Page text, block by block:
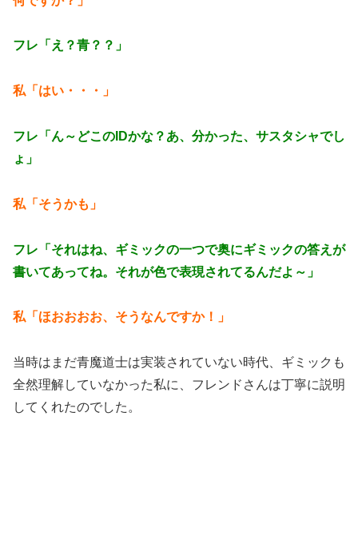
フレ「え？青？？」
私「はい・・・」
フレ「ん～どこのIDかな？あ、分かった、サスタシャでし
ょ」
私「そうかも」
フレ「それはね、ギミックの一つで奥にギミックの答えが
書いてあってね。それが色で表現されてるんだよ～」
私「ほおおおお、そうなんですか！」
当時はまだ青魔道士は実装されていない時代、ギミックも
全然理解していなかった私に、フレンドさんは丁寧に説明
してくれたのでした。